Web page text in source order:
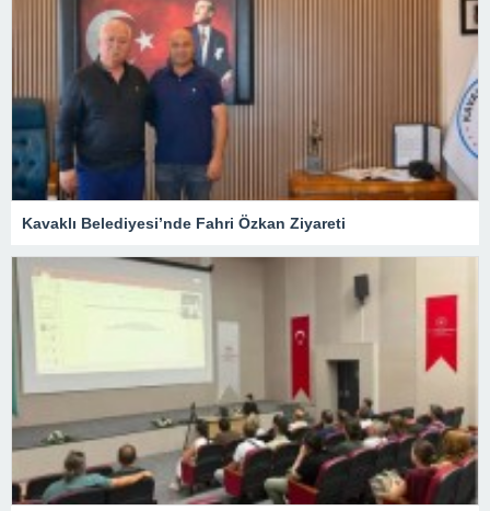
Kavaklı Belediyesi’nde Fahri Özkan Ziyareti